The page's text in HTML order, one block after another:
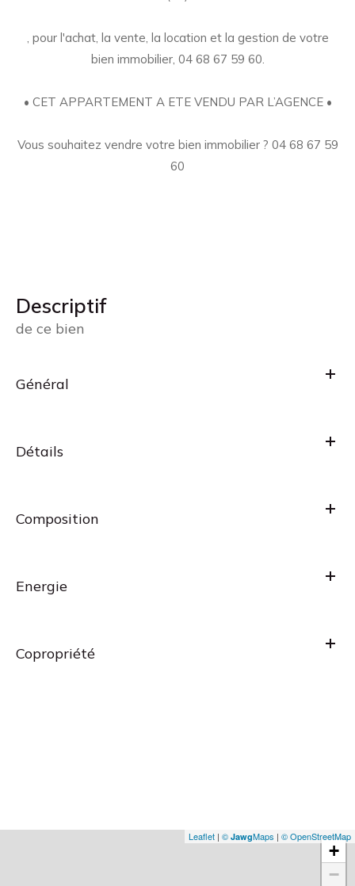
, pour l'achat, la vente, la location et la gestion de votre
bien immobilier, 04 68 67 59 60.
• CET APPARTEMENT A ETE VENDU PAR L’AGENCE •
Vous souhaitez vendre votre bien immobilier ? 04 68 67 59
60
descriptif
de ce bien
Général
Détails
Composition
Energie
Copropriété
+
−
Leaflet | © JawgMaps | © OpenStreetMap